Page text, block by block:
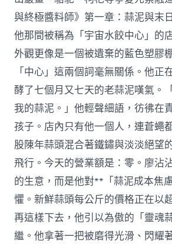
與終極醬料師》第一章：蒜泥與末
他那間被稱為「宇宙水餃中心」的
外觀更像是一個被遺棄的藍色塑膠
「中心」這兩個詞毫無關係。他正
酵了七個月又七天的老蒜泥嘆氣。
我的蒜泥。」他輕聲細語，彷彿在
孩子。店內只有他一個人，連蒼蠅
股陳年蒜頭混合著鐵鏽與淡淡絕望
飛行。今天的營業額是：零。廖沾
的生意，而是他對**「蒜泥成本焦
懼。新鮮蒜頭每公斤的價格正在以
再這樣下去，他引以為傲的「靈魂
繼。他拿著一把被磨得光滑、閃耀